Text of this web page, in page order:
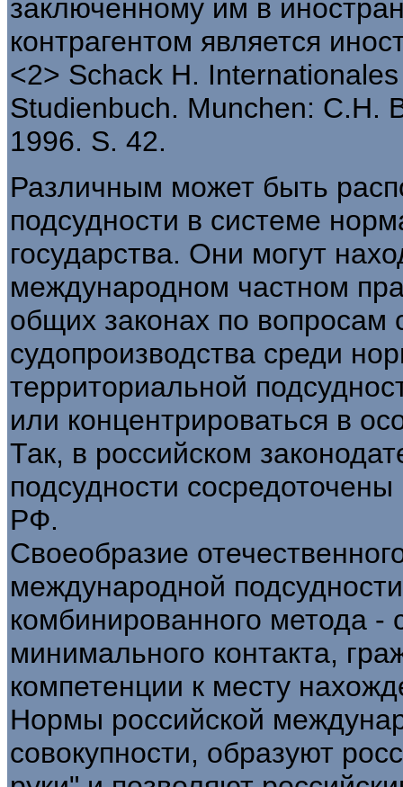
заключенному им в
контрагентом является
<2> Schack H.
Studienbuch. Munchen: C.H.
1996. S. 42.
Различным может быть
подсудности в системе
государства. Они могут
международном частном
общих законах по вопросам
судопроизводства среди
территориальной
или концентрироваться в
Так, в российском
подсудности
РФ.
Своеобразие
международной
комбинированного метода -
минимального контакта,
компетенции к месту
Нормы российской
совокупности, образуют